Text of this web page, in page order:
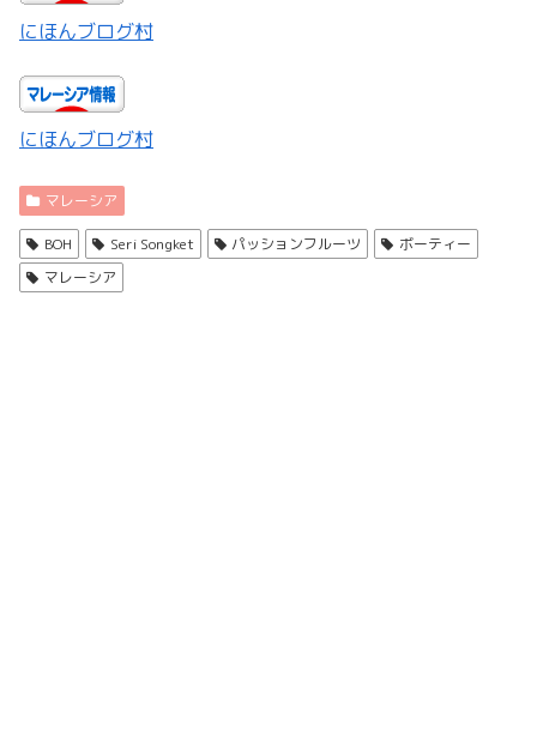
にほんブログ村
にほんブログ村
マレーシア
BOH Seri Songket パッションフルーツ
ボーティー
マレーシア